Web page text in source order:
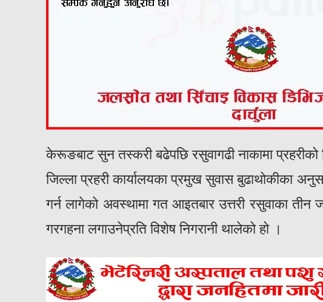
केरूङबाट सुन तस्करी बढेपछि रसुवागढी नाकामा प्रहरीको
जिल्ला प्रहरी कार्यालयका प्रमुख सुवास बुढाथोकीका
गर्न लागेको अवस्थामा गत आइतबार उत्तरी रसुवाका
गरगहना लगाउनेप्रति विशेष निगरानी थालेको हो ।